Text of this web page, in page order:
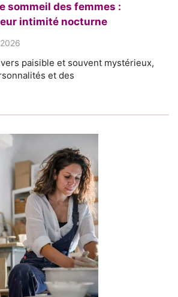
sommeil des femmes :
intimité nocturne
paisible et souvent mystérieux,
et des